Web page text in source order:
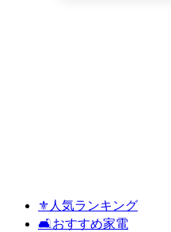
⚜️人気ランキング
🛋️おすすめ家電